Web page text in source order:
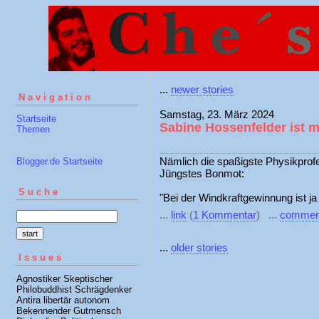
Navigation
Startseite
Themen
Blogger.de Startseite
Suche
Issues
Agnostiker Skeptischer
Philobuddhist Schrägdenker
Antira libertär autonom
Bekennender Gutmensch
... newer stories
Samstag, 23. März 2024
Sabine Hossenfelder ist
Nämlich die spaßigste
Jüngstes Bonmot:
"Bei der Windkraftgewinnung ist
... link (1 Kommentar) ...
... older stories